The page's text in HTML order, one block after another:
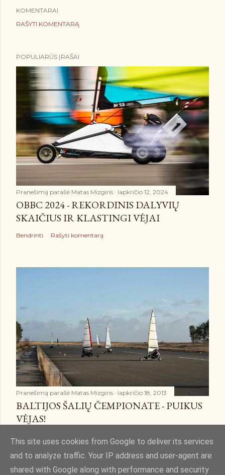
KOMENTARAI
RAŠYTI KOMENTARĄ
POPULIARŪS ĮRAŠAI
Pranešimą parašė Matas Mizgiris lapkričio 12, 2024
OBBC 2024 - REKORDINIS DALYVIŲ
SKAIČIUS IR KLASTINGI VĖJAI
Bendrinti Rašyti komentarą
Pranešimą parašė Matas Mizgiris lapkričio 18, 2013
BALTIJOS ŠALIŲ ČEMPIONATE - PUIKUS
VĖJAS!
This site uses cookies from Google to deliver its services
and to analyze traffic. Your IP address and user-agent are
shared with Google along with performance and security